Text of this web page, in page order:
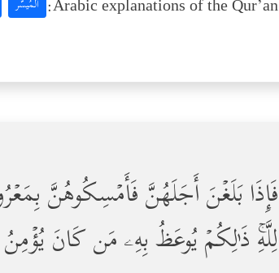
Arabic explanations of the Qur’an: المُيسَّر
فَإِذَا بَلَغۡنَ أَجَلَهُنَّ فَأَمۡسِكُوهُنَّ
لِلَّهِۚ ذَ ٰ⁠لِكُمۡ یُوعَظُ بِهِۦ مَن كَانَ یُؤۡمِنُ